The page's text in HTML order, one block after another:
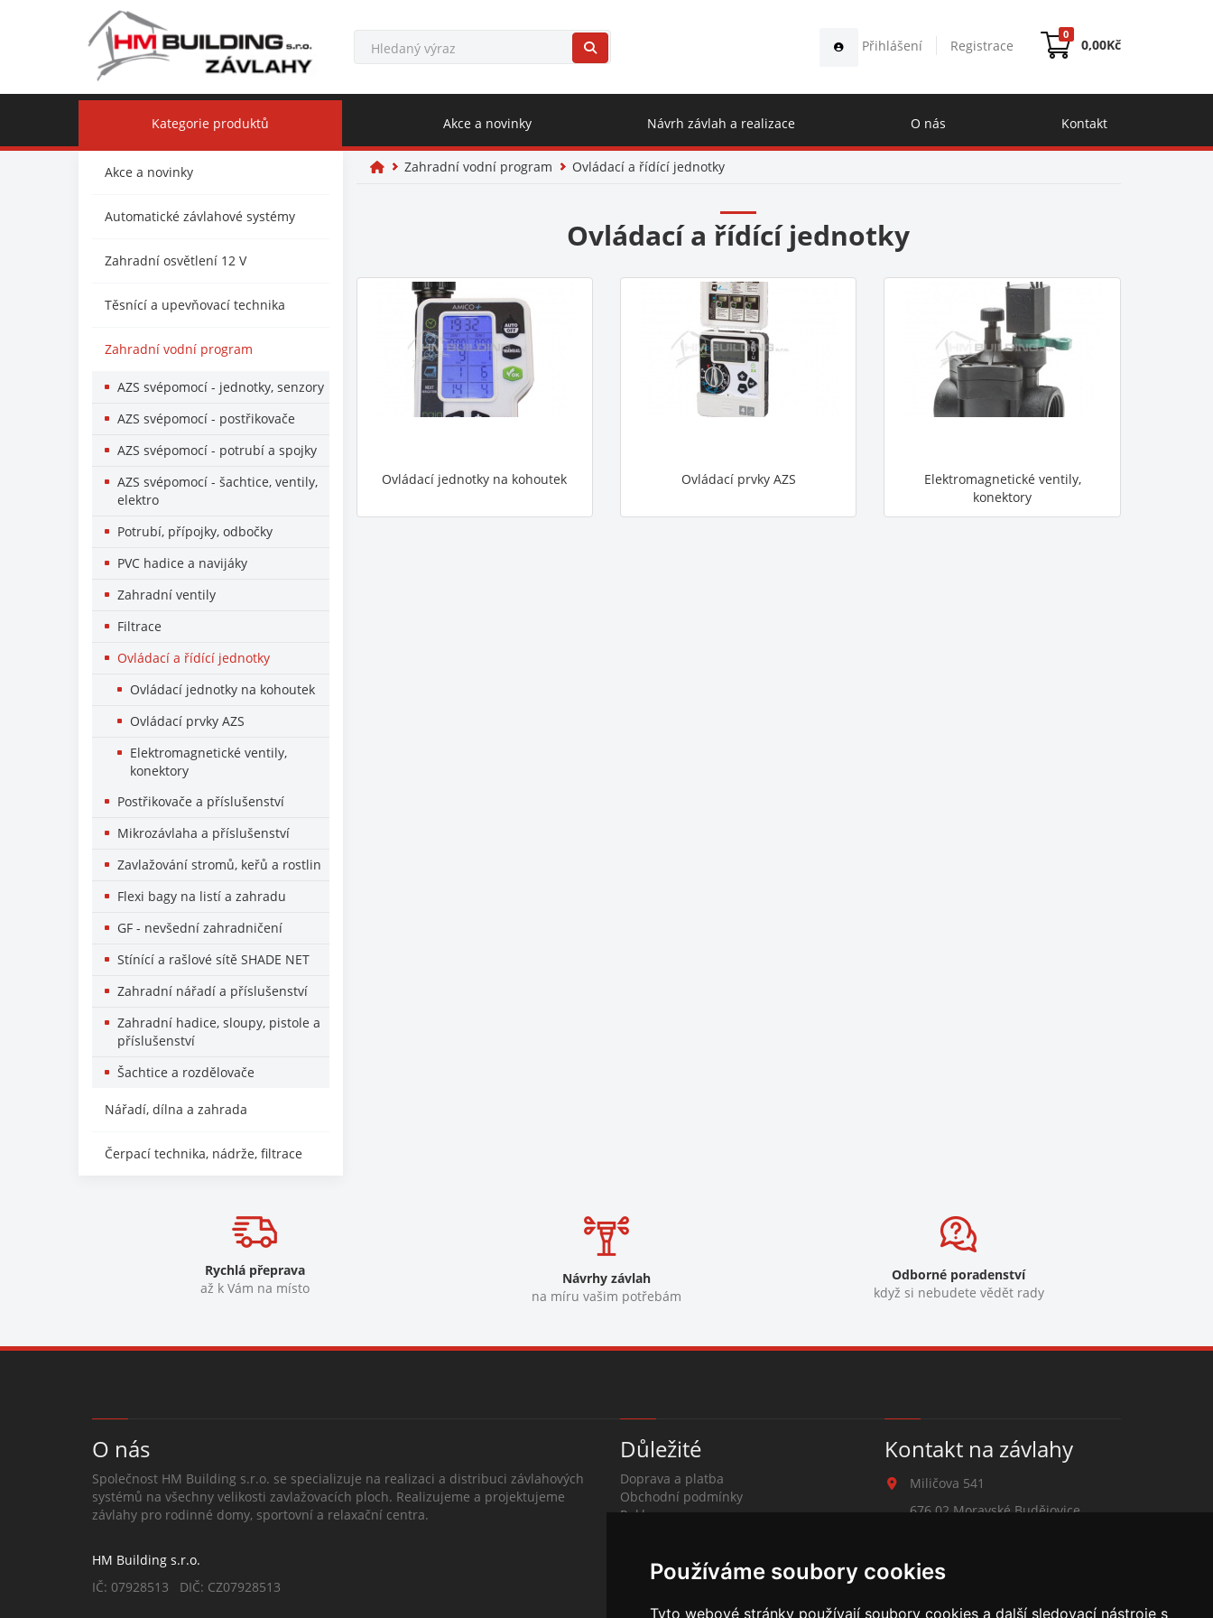
Používáme soubory cookies
Tyto webové stránky používají soubory cookies a další sledovací nástroje s
0
0,00Kč
Přihlášení Registrace
Kategorie produktů Akce a novinky Návrh závlah a realizace O nás Kontakt
Akce a novinky
Automatické závlahové systémy
Zahradní osvětlení 12 V
Těsnící a upevňovací technika
Zahradní vodní program
AZS svépomocí - jednotky, senzory
AZS svépomocí - postřikovače
AZS svépomocí - potrubí a spojky
AZS svépomocí - šachtice, ventily,
elektro
Potrubí, přípojky, odbočky
PVC hadice a navijáky
Zahradní ventily
Filtrace
Ovládací a řídící jednotky
Ovládací jednotky na kohoutek
Ovládací prvky AZS
Elektromagnetické ventily,
konektory
Postřikovače a příslušenství
Mikrozávlaha a příslušenství
Zavlažování stromů, keřů a rostlin
Flexi bagy na listí a zahradu
GF - nevšední zahradničení
Stínící a rašlové sítě SHADE NET
Zahradní nářadí a příslušenství
Zahradní hadice, sloupy, pistole a
příslušenství
Šachtice a rozdělovače
Nářadí, dílna a zahrada
Čerpací technika, nádrže, filtrace
Zahradní vodní program Ovládací a řídící jednotky
Ovládací a řídící jednotky
Ovládací jednotky na kohoutek Ovládací prvky AZS
Elektromagnetické ventily,
konektory
Rychlá přeprava
až k Vám na místo
Návrhy závlah
na míru vašim potřebám
Odborné poradenství
když si nebudete vědět rady
O nás
Společnost HM Building s.r.o. se specializuje na realizaci a distribuci závlahových
systémů na všechny velikosti zavlažovacích ploch. Realizujeme a projektujeme
závlahy pro rodinné domy, sportovní a relaxační centra.
HM Building s.r.o.
IČ: 07928513 DIČ: CZ07928513
Důležité
Doprava a platba
Obchodní podmínky
Reklamace
Kontakt na závlahy
Miličova 541
676 02 Moravské Budějovice